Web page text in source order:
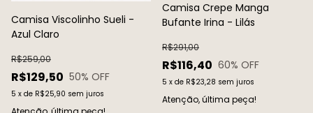
Camisa Viscolinho Sueli -
Azul Claro
R$129,50
R$259,00
50% OFF
5 x de R$25,90 sem juros
Camisa Crepe Manga
Bufante Irina - Lilás
R$116,40
R$291,00
60% OFF
5 x de R$23,28 sem juros
Atenção, última peça!